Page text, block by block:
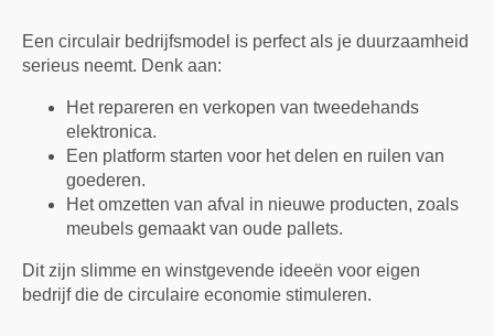
Een circulair bedrijfsmodel is perfect als je duurzaamheid
serieus neemt. Denk aan:
Het repareren en verkopen van tweedehands
elektronica.
Een platform starten voor het delen en ruilen van
goederen.
Het omzetten van afval in nieuwe producten, zoals
meubels gemaakt van oude pallets.
Dit zijn slimme en winstgevende ideeën voor eigen
bedrijf die de circulaire economie stimuleren.